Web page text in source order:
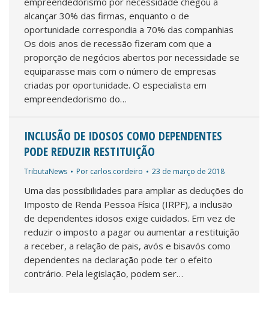
alcançar 30% das firmas, enquanto o de
oportunidade correspondia a 70% das companhias
Os dois anos de recessão fizeram com que a
proporção de negócios abertos por necessidade se
equiparasse mais com o número de empresas
criadas por oportunidade. O especialista em
empreendedorismo do…
INCLUSÃO DE IDOSOS COMO DEPENDENTES
PODE REDUZIR RESTITUIÇÃO
TributaNews Por carlos.cordeiro 23 de março de 2018
Uma das possibilidades para ampliar as deduções do
Imposto de Renda Pessoa Física (IRPF), a inclusão
de dependentes idosos exige cuidados. Em vez de
reduzir o imposto a pagar ou aumentar a restituição
a receber, a relação de pais, avós e bisavós como
dependentes na declaração pode ter o efeito
contrário. Pela legislação, podem ser…